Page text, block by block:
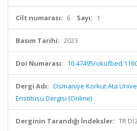
Cilt numarası: 6 Sayı: 1
Basım Tarihi: 2023
Doi Numarası: 10.47495/
Dergi Adı: Osmaniye Korkut Ata
Enstitüsü Dergisi (Online)
Derginin Tarandığı İndeksler: TR